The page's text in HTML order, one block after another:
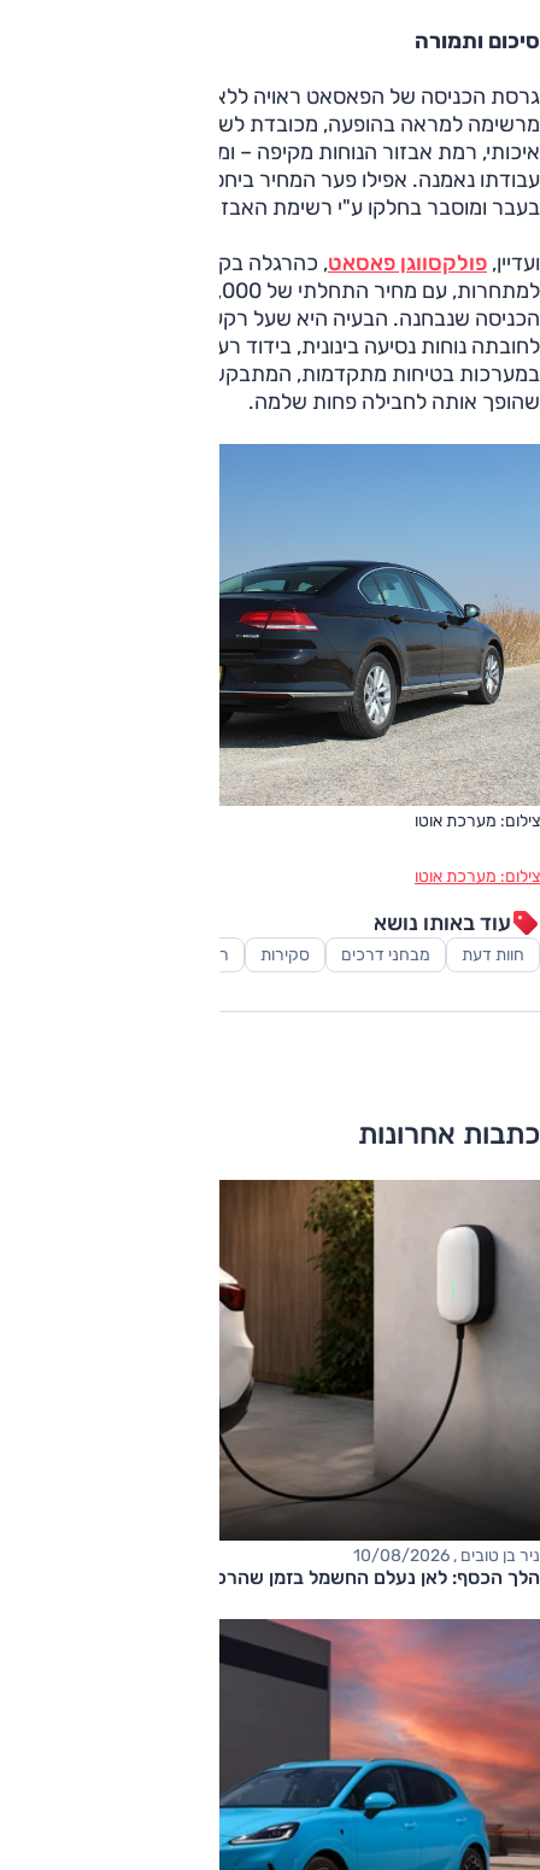
סיכום ותמורה
גרסת הכניסה של הפאסאט ראויה ללא מעט מחמאות: היא
מרשימה למראה בהופעה, מכובדת לשהייה בזכות תא נוסעים
עבודתו נאמנה. אפילו פער המחיר ביחס למתחרות נמוך מאשר
בעבר ומוסבר בחלקו ע"י רשימת האבזור המקיפה.
ועדיין, פולקסווגן פאסאט, כהרגלה בקודש, מתומחרת מעל
הכניסה שנבחנה. הבעיה היא שעל רקע המחיר הזה, נרשמים
לחובתה נוחות נסיעה בינונית, בידוד רעשים לוקה בחסר ומחסור
במערכות בטיחות מתקדמות, המתבקשות ברמת מחיר זו. מה
שהופך אותה לחבילה פחות שלמה.
צילום: מערכת אוטו
צילום: מערכת אוטו
עוד באותו נושא
חוות דעת מבחני דרכים סקירות רכב משפחתי
כתבות אחרונות
ניר בן טובים , 10/08/2026
הלך הכסף: לאן נעלם החשמל בזמן שהרכב מחובר לשקע?